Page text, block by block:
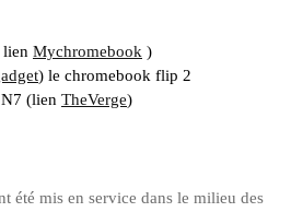
lien Mychromebook )
) le chromebook flip 2
(lien TheVerge)
été mis en service dans le milieu des